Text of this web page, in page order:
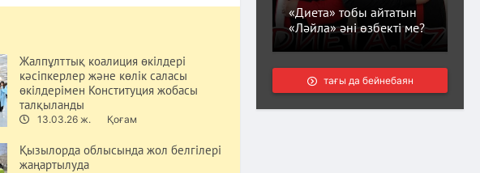
Жалпұлттық коалиция өкілдері
кәсіпкерлер және көлік саласы
өкілдерімен Конституция жобасы
талқыланды
13.03.26 ж. Қоғам
Қызылорда облысында жол белгілері
жаңартылуда
«Диета» тобы айтатын
«Ләйла» әні өзбекті ме?
тағы да бейнебаян